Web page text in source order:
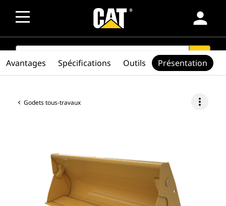
person
SEARCH search
Godets tous-travaux more_vert
Avantages Spécifications Outils Présentation